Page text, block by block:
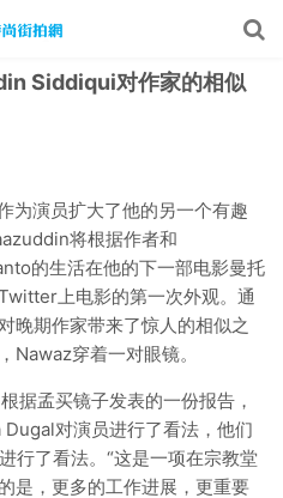
Siddiqui对作家的相似
演员扩大了他的另一个有趣
将根据作者和
的生活在他的下一部电影曼托
上电影的第一次外观。通
晚期作家带来了惊人的相似之
Nawaz穿着一对眼镜。
据孟买镜子发表的一份报告，
对演员进行了看法，他们
行了看法。“这是一项在宗教堂
是，更多的工作进展，更重要